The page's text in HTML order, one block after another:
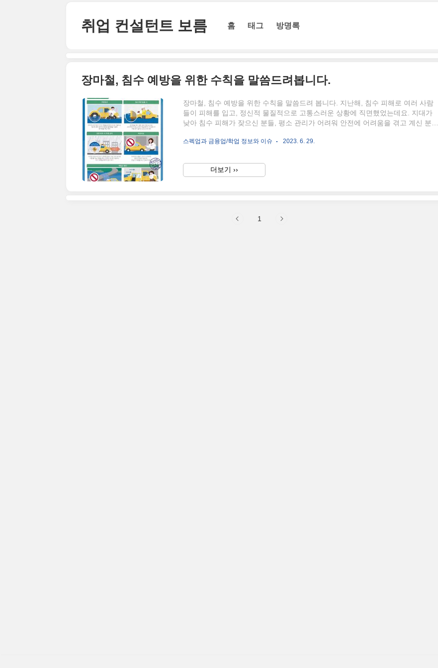
취업 컨설턴트 보름 홈 태그 방명록
장마철, 침수 예방을 위한 수칙을 말씀드려봅니다.
장마철, 침수 예방을 위한 수칙을 말씀드려 봅니다. 지난해, 침수 피해로 여러 사람
들이 피해를 입고, 정신적 물질적으로 고통스러운 상황에 직면했었는데요. 지대가
낮아 침수 피해가 잦으신 분들, 평소 관리가 어려워 안전에 어려움을 겪고 계신 분들
칙 행정안전부에서 발표한 침수대비 국민행동요령의 경우 "차량 이용자" 침수 예방
실험했을 때와 같이 차량이용자의 경우 자동차의 타이어 기준 2/3가 잠기기 이전에
나와야 하는데, 만일 나오지 못한 경우에는 차 문이 열리지 않습니다. 침수되고 있는
스펙업과 금융업/학업 정보와 이슈 2023. 6. 29.
더보기 ››
1